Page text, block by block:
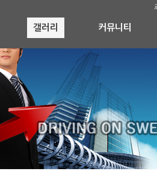
갤러리 커뮤니티